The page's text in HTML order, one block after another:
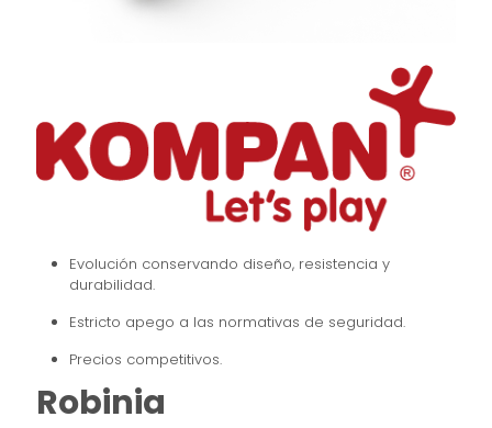
Evolución conservando diseño, resistencia y
durabilidad.
Estricto apego a las normativas de seguridad.
Precios competitivos.
Robinia